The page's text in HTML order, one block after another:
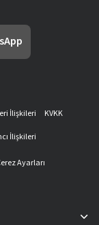
İlişkileri
KVKK
İlişkileri
Ayarları